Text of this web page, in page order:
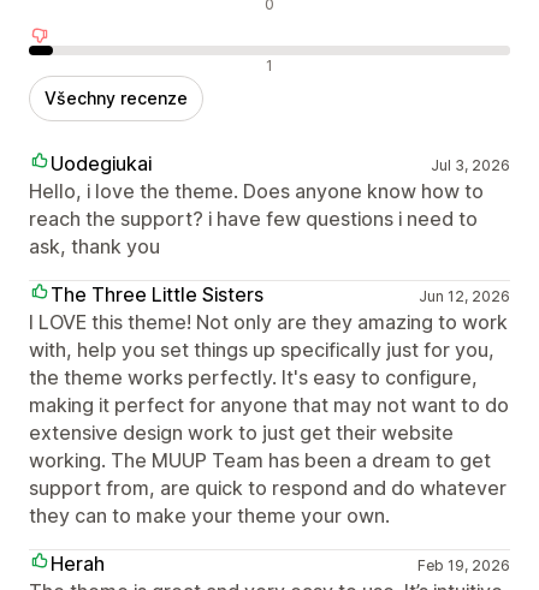
0
1
Všechny recenze
Uodegiukai Jul 3, 2026
Hello, i love the theme. Does anyone know how to
reach the support? i have few questions i need to
ask, thank you
The Three Little Sisters
Jun 12, 2026
I LOVE this theme! Not only are they amazing to work
with, help you set things up specifically just for you,
the theme works perfectly. It's easy to configure,
making it perfect for anyone that may not want to do
extensive design work to just get their website
working. The MUUP Team has been a dream to get
support from, are quick to respond and do whatever
they can to make your theme your own.
Herah
Feb 19, 2026